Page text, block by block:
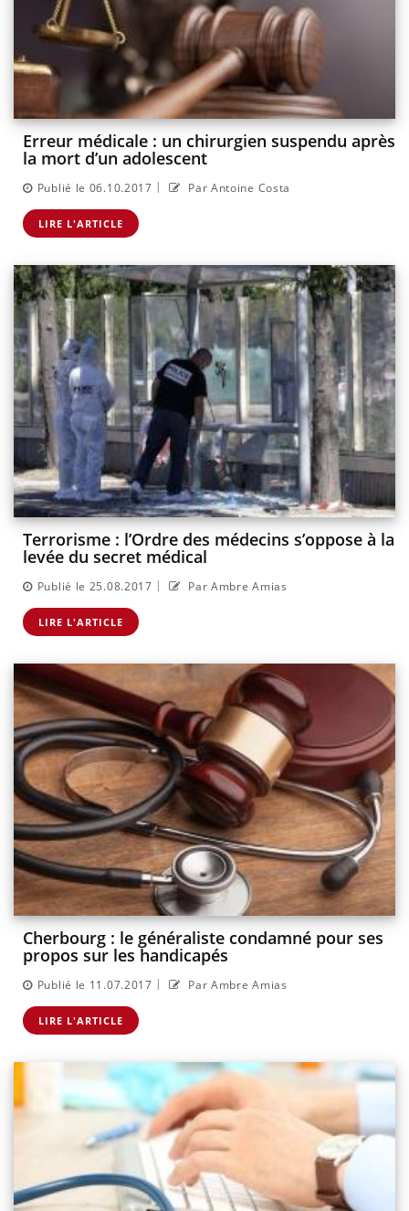
Erreur médicale : un chirurgien suspendu après
la mort d’un adolescent
Publié le 06.10.2017 | Par Antoine Costa
LIRE L'ARTICLE
Terrorisme : l’Ordre des médecins s’oppose à la
levée du secret médical
Publié le 25.08.2017 | Par Ambre Amias
LIRE L'ARTICLE
Cherbourg : le généraliste condamné pour ses
propos sur les handicapés
Publié le 11.07.2017 | Par Ambre Amias
LIRE L'ARTICLE